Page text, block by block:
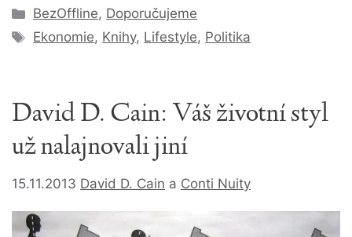
Rubriky
BezOffline, Doporučujeme
Štítky
Ekonomie, Knihy, Lifestyle, Politika
David D. Cain: Váš životní styl
už nalajnovali jiní
15.11.2013 David D. Cain a Conti Nuity